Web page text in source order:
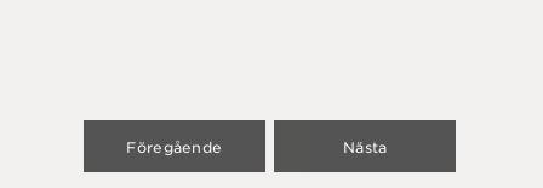
Föregående Nästa